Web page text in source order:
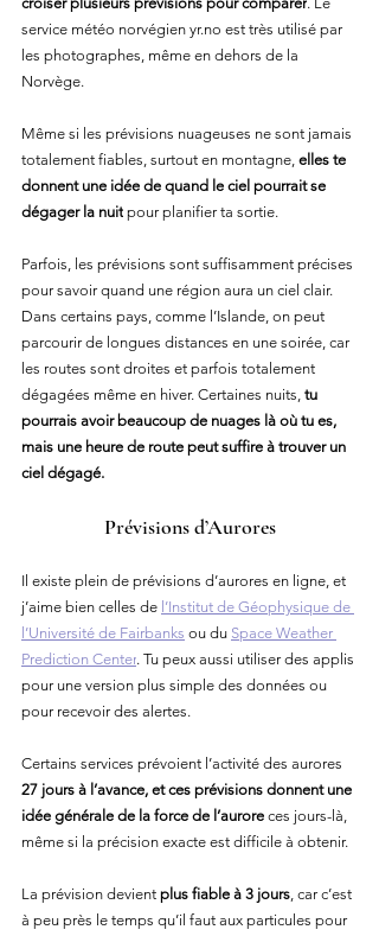
service météo norvégien yr.no est très utilisé par
les photographes, même en dehors de la
Norvège.
Même si les prévisions nuageuses ne sont jamais
totalement fiables, surtout en montagne, elles te
donnent une idée de quand le ciel pourrait se
dégager la nuit pour planifier ta sortie.
Parfois, les prévisions sont suffisamment précises
pour savoir quand une région aura un ciel clair.
Dans certains pays, comme l’Islande, on peut
parcourir de longues distances en une soirée, car
les routes sont droites et parfois totalement
dégagées même en hiver. Certaines nuits, tu
pourrais avoir beaucoup de nuages là où tu es,
mais une heure de route peut suffire à trouver un
ciel dégagé.
Prévisions d’Aurores
Il existe plein de prévisions d’aurores en ligne, et
j’aime bien celles de l’Institut de Géophysique de
l’Université de Fairbanks ou du Space Weather
Prediction Center. Tu peux aussi utiliser des applis
pour une version plus simple des données ou
pour recevoir des alertes.
Certains services prévoient l’activité des aurores
27 jours à l’avance, et ces prévisions donnent une
idée générale de la force de l’aurore ces jours-là,
même si la précision exacte est difficile à obtenir.
La prévision devient plus fiable à 3 jours, car c’est
à peu près le temps qu’il faut aux particules pour